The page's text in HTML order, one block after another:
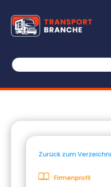
Zurück zum
Firmenprofil